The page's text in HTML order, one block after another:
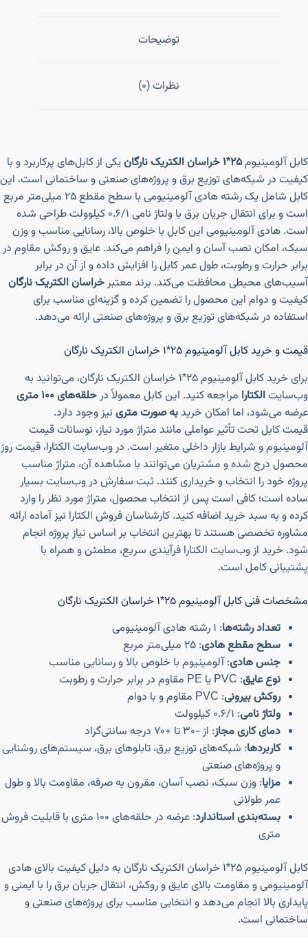
توضیحات
نظرات (0)
کابل آلومینیوم۲۵*۱ خراسان الکتریک نارگان
یکی از کابل‌های پرکاربرد و با
کیفیت در شبکه‌های توزیع برق و پروژه‌های صنعتی و ساختمانی است. این
کابل شامل یک رشته هادی آلومینیومی با سطح مقطع ۲۵ میلی‌متر مربع
است و برای انتقال جریان برق با ولتاژ نامی ۰.۶/۱ کیلوولت طراحی شده
است. هادی آلومینیومی این کابل با خلوص بالا، رسانایی مناسب و وزن
سبک، امکان نصب آسان و ایمن را فراهم می‌کند. عایق و روکش مقاوم در
برابر حرارت و رطوبت، طول عمر کابل را افزایش داده و از آن در برابر
آسیب‌های محیطی محافظت می‌کند. برند معتبرخراسان الکتریک نارگان
کیفیت و دوام این محصول را تضمین کرده و گزینه‌ای مناسب برای
استفاده در شبکه‌های توزیع برق و پروژه‌های صنعتی ارائه می‌دهد.
قیمت و خرید کابل آلومینیوم ۲۵*۱ خراسان الکتریک نارگان
برای خرید کابل آلومینیوم ۲۵*۱ خراسان الکتریک نارگان، می‌توانید به
وب‌سایتالکتارا مراجعه کنید. این کابل معمولاً درحلقه‌های ۱۰۰ متری
عرضه می‌شود، اما امکان خریدبه صورت متری نیز وجود دارد.
قیمت کابل تحت تأثیر عواملی مانند متراژ مورد نیاز، نوسانات قیمت
آلومینیوم و شرایط بازار داخلی متغیر است. در وب‌سایت الکتارا، قیمت روز
محصول درج شده و مشتریان می‌توانند با مشاهده آن، متراژ مناسب
پروژه خود را انتخاب و خریداری کنند. ثبت سفارش در وب‌سایت بسیار
ساده است؛ کافی است پس از انتخاب محصول، متراژ مورد نظر را وارد
کرده و به سبد خرید اضافه کنید. کارشناسان فروش الکتارا نیز آماده ارائه
مشاوره تخصصی هستند تا بهترین انتخاب بر اساس نیاز پروژه انجام
شود. خرید از وب‌سایت الکتارا فرآیندی سریع، مطمئن و همراه با
پشتیبانی کامل است.
مشخصات فنی کابل آلومینیوم ۲۵*۱ خراسان الکتریک نارگان
تعداد رشته‌ها: ۱ رشته هادی آلومینیومی
سطح مقطع هادی: ۲۵ میلی‌متر مربع
جنس هادی: آلومینیوم با خلوص بالا و رسانایی مناسب
نوع عایق: PVC یا PE مقاوم در برابر حرارت و رطوبت
روکش بیرونی: PVC مقاوم و با دوام
ولتاژ نامی: ۰.۶/۱ کیلوولت
دمای کاری مجاز: از -۳۰ تا +۷۰ درجه سانتی‌گراد
کاربردها: شبکه‌های توزیع برق، تابلوهای برق، سیستم‌های روشنایی
و پروژه‌های صنعتی
مزایا: وزن سبک، نصب آسان، مقرون به صرفه، مقاومت بالا و طول
عمر طولانی
بسته‌بندی استاندارد
: عرضه در حلقه‌های ۱۰۰ متری با قابلیت فروش
متری
کابل آلومینیوم ۲۵*۱ خراسان الکتریک نارگان به دلیل کیفیت بالای هادی
آلومینیومی و مقاومت بالای عایق و روکش، انتقال جریان برق را با ایمنی و
پایداری بالا انجام می‌دهد و انتخابی مناسب برای پروژه‌های صنعتی و
ساختمانی است.